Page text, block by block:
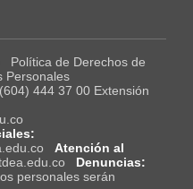
Política de Derechos de
Personales
444 37 00 Extensión
Atención al
Denuncias:
personales serán